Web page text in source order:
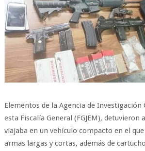
Elementos de la Agencia de Investigación
esta Fiscalía General (FGJEM), detuvieron
viajaba en un vehículo compacto en el
armas largas y cortas, además de